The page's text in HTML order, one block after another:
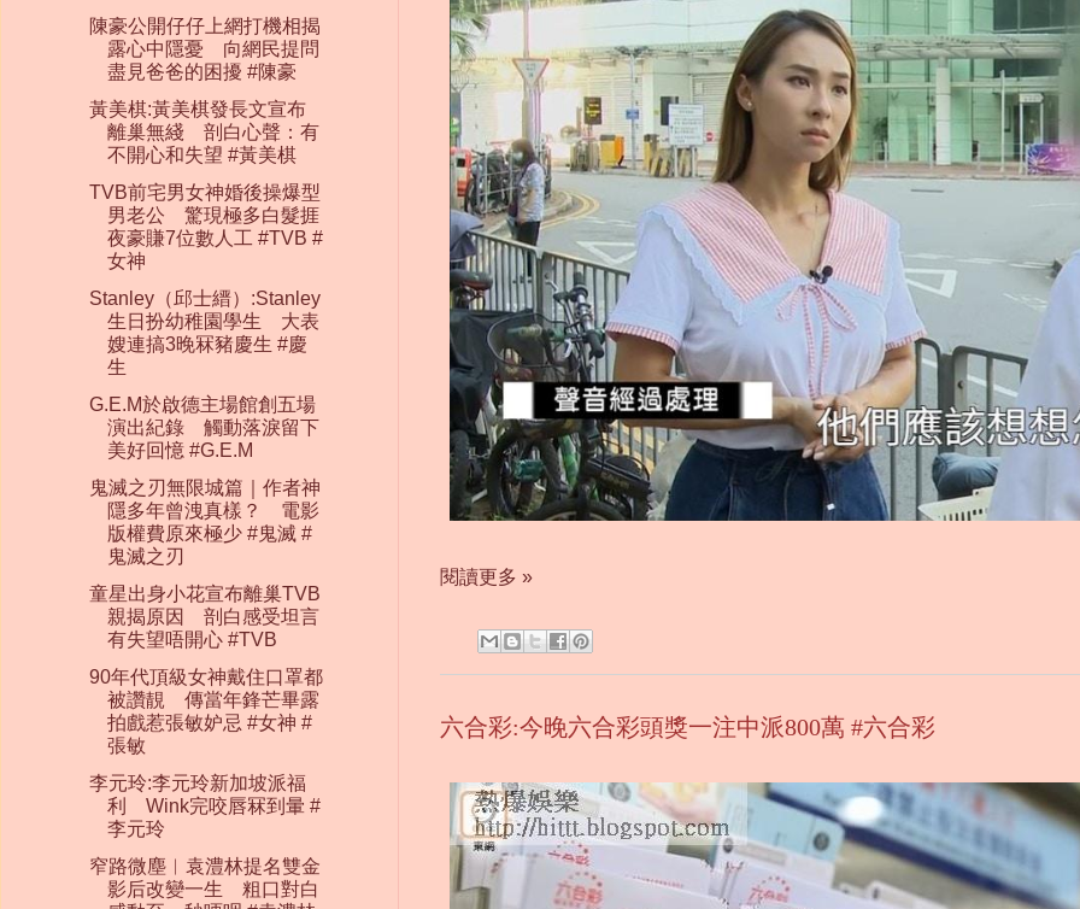
閱讀更多 »
六合彩:今晚六合彩頭獎一注中派800萬 #六合彩
陳豪公開仔仔上網打機相揭
露心中隱憂 向網民提問
盡見爸爸的困擾 #陳豪
黃美棋:黃美棋發長文宣布
離巢無綫 剖白心聲：有
不開心和失望 #黃美棋
TVB前宅男女神婚後操爆型
男老公 驚現極多白髮捱
夜豪賺7位數人工 #TVB #
女神
Stanley（邱士縉）:Stanley
生日扮幼稚園學生 大表
嫂連搞3晚冧豬慶生 #慶
生
G.E.M於啟德主場館創五場
演出紀錄 觸動落淚留下
美好回憶 #G.E.M
鬼滅之刃無限城篇｜作者神
隱多年曾洩真樣？ 電影
版權費原來極少 #鬼滅 #
鬼滅之刃
童星出身小花宣布離巢TVB
親揭原因 剖白感受坦言
有失望唔開心 #TVB
90年代頂級女神戴住口罩都
被讚靚 傳當年鋒芒畢露
拍戲惹張敏妒忌 #女神 #
張敏
李元玲:李元玲新加坡派福
利 Wink完咬唇冧到暈 #
李元玲
窄路微塵︱袁澧林提名雙金
影后改變一生 粗口對白